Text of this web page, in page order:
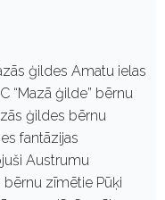
ģildes Amatu ielas
“Mazā ģilde” bērnu
ģildes bērnu
fantāzijas
Austrumu
bērnu zīmētie Pūķi